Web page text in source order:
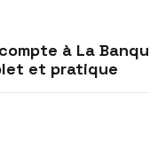
à La
et pratique